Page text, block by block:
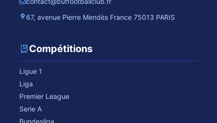
67, avenue Pierre Mendès France 75013 PARIS
Compétitions
Ligue 1
Liga
Premier League
Serie A
Bundesliga